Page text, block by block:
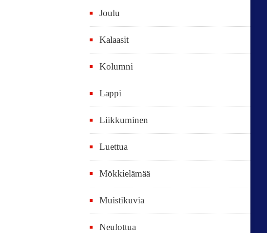
i
k
i
p
ä
ä
t
Joulu
Kalaasit
Kolumni
Lappi
Liikkuminen
Luettua
Mökkielämää
Muistikuvia
Neulottua